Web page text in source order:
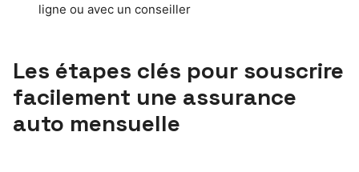
ligne ou avec un conseiller
Les étapes clés pour souscrire
facilement une assurance
auto mensuelle